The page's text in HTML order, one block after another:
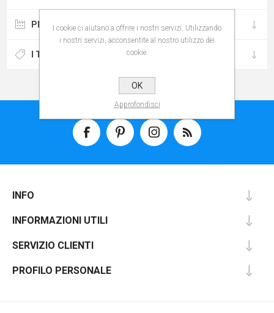
PRODUTTORI
I TAG PIÙ POPOLARI
INFO
INFORMAZIONI UTILI
SERVIZIO CLIENTI
PROFILO PERSONALE
I cookie ci aiutano a offrire i nostri servizi. Utilizzando
i nostri servizi, acconsentite al nostro utilizzo dei
cookie.
OK
Approfondisci